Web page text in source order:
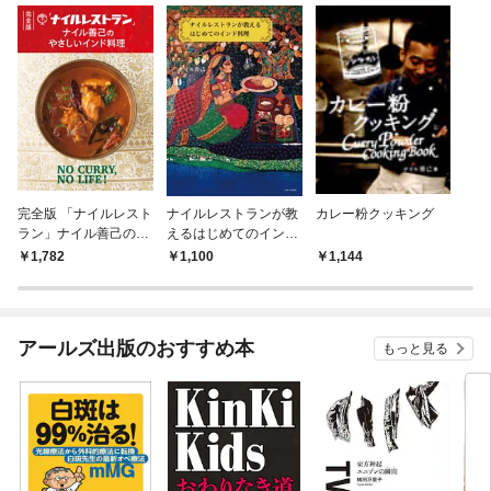
完全版 「ナイルレスト
ラン」ナイル善己のや
さしいインド料理 「ス
インドのおかず」のき
1,782
ナイルレストランが教
えるはじめてのインド
料理1,100
カレー粉クッキング
1,144
アールズ出版のおすすめ本 もっと見る